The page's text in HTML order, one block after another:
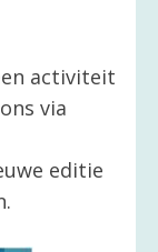
activiteit
via
editie